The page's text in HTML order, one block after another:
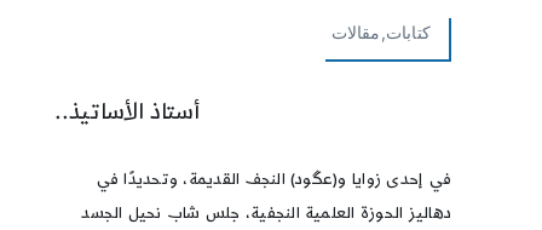
كتابات,مقالات
أستاذ الأساتيذ..
في إحدى زوايا و(عگود) النجف القديمة، وتحديدًا في
دهاليز الحوزة العلمية النجفية، جلس شاب نحيل الجسد